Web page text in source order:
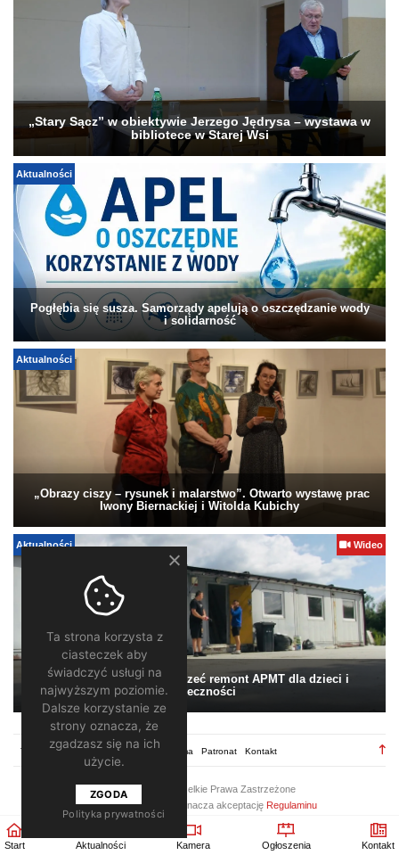
Start Aktualności Kamera Ogłoszenia Kontakt
„Stary Sącz” w obiektywie Jerzego Jędrysa – wystawa w
bibliotece w Starej Wsi
Aktualności
Pogłębia się susza. Samorządy apelują o oszczędzanie wody
i solidarność
Aktualności
„Obrazy ciszy – rysunek i malarstwo”. Otwarto wystawę prac
Iwony Biernackiej i Witolda Kubichy
Aktualności Wideo
Pomagamy. Warto wesprzeć remont APMT dla dzieci i
społeczności
Regulamin Redakcja Reklama Patronat Kontakt
2026 ©
/ Wszelkie Prawa Zastrzeżone
Korzystanie z portalu oznacza akceptację Regulaminu
Ta strona korzysta z
ciasteczek aby
świadczyć usługi na
najwyższym poziomie.
Dalsze korzystanie ze
strony oznacza, że
zgadzasz się na ich
użycie.
ZGODA
Polityka prywatności